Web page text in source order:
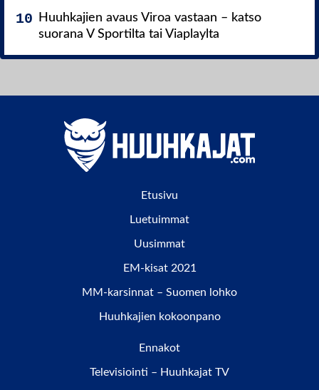
Huuhkajien avaus Viroa vastaan – katso
suorana V Sportilta tai Viaplaylta
Etusivu
Luetuimmat
Uusimmat
EM-kisat 2021
MM-karsinnat – Suomen lohko
Huuhkajien kokoonpano
Ennakot
Televisiointi – Huuhkajat TV